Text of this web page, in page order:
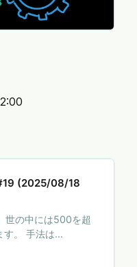
(2025/08/18
世の中には500を超
す。 手法は